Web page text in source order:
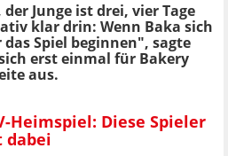
Junge ist drei, vier Tage
klar drin: Wenn Baka sich
Spiel beginnen", sagte
erst einmal für Bakery
aus.
Heimspiel: Diese Spieler
dabei